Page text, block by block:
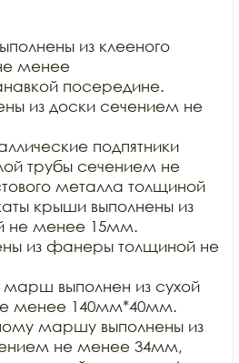
из клееного
менее
посередине.
из доски сечением не
подпятники
трубы сечением не
металла толщиной
крыши выполнены из
не менее 15мм.
из фанеры толщиной не
выполнен из сухой
менее 140мм*40мм.
маршу выполнены из
не менее 34мм,